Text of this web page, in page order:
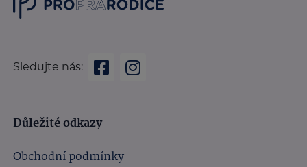
Sledujte nás:
Důležité odkazy
Obchodní podmínky